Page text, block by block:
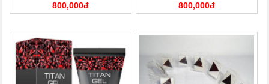
800,000đ 800,000đ